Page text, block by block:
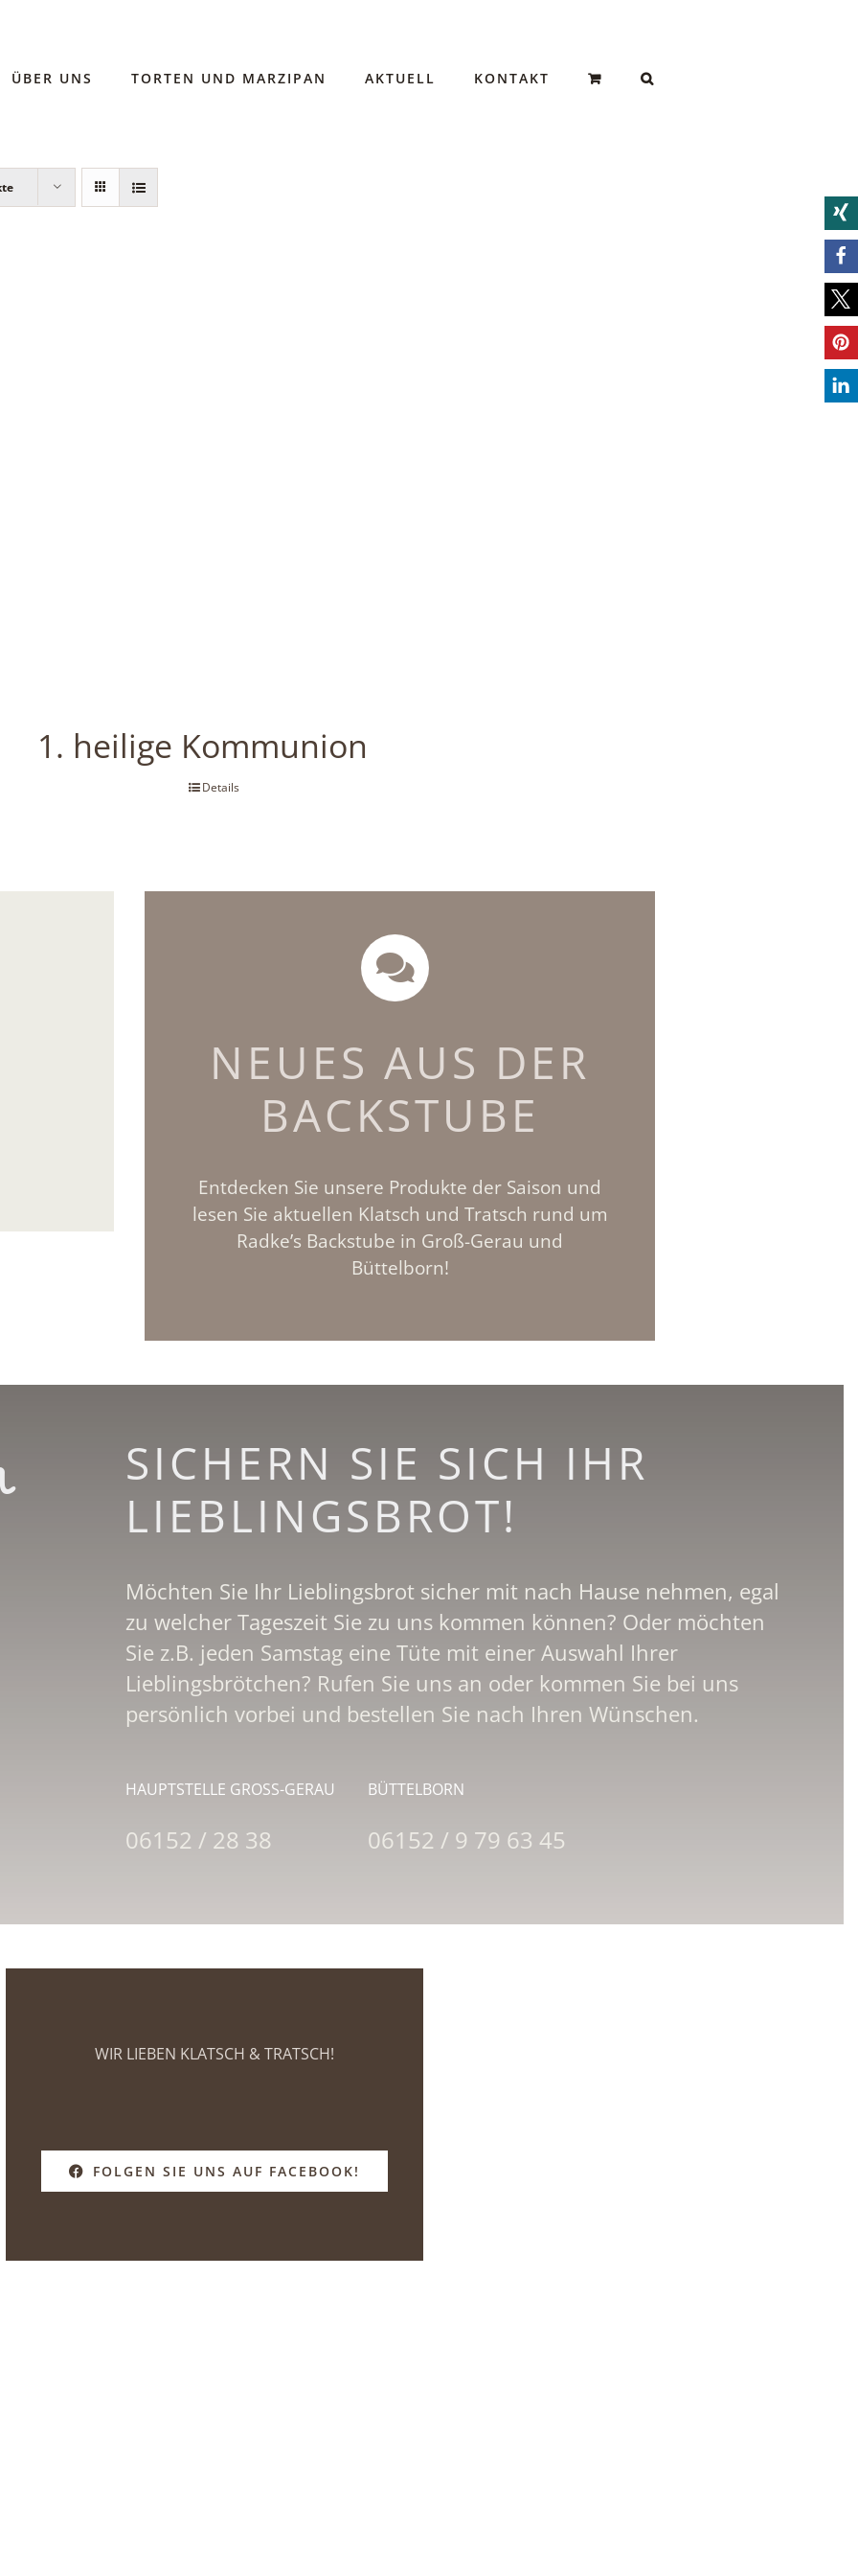
ÜBER UNS TORTEN UND MARZIPAN AKTUELL KONTAKT
1. heilige Kommunion
Details
NEUES AUS DER
BACKSTUBE
Entdecken Sie unsere Produkte der Saison und
lesen Sie aktuellen Klatsch und Tratsch rund um
Radke’s Backstube in Groß-Gerau und
Büttelborn!
SICHERN SIE SICH IHR
LIEBLINGS­BROT!
Möchten Sie Ihr Lieblingsbrot sicher mit nach Hause nehmen, egal
zu welcher Tageszeit Sie zu uns kommen können? Oder möchten
Sie z.B. jeden Samstag eine Tüte mit einer Auswahl Ihrer
Lieblingsbrötchen? Rufen Sie uns an oder kommen Sie bei uns
persönlich vorbei und bestellen Sie nach Ihren Wünschen.
HAUPTSTELLE GROSS-GERAU
06152 / 28 38
BÜTTELBORN
06152 / 9 79 63 45
WIR LIEBEN KLATSCH & TRATSCH!
FOLGEN SIE UNS AUF FACEBOOK!